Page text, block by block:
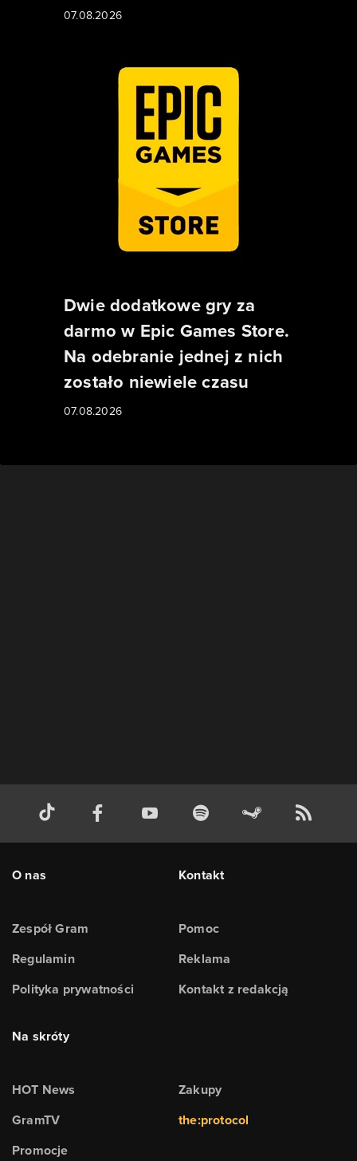
07.08.2026
Dwie dodatkowe gry za
darmo w Epic Games Store.
Na odebranie jednej z nich
zostało niewiele czasu
07.08.2026
O nas
Zespół Gram
Regulamin
Polityka prywatności
Kontakt
Pomoc
Reklama
Kontakt z redakcją
Na skróty
HOT News
GramTV
Promocje
Zakupy
the:protocol